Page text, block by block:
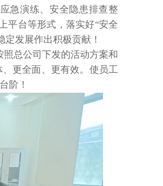
急演练、安全隐患排查整
平台等形式，落实好“安全
发展作出积极贡献！
总公司下发的活动方案和
更全面、更有效。使员工
阶！